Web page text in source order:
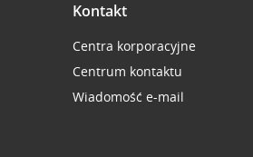
Kontakt
Centra korporacyjne
Centrum kontaktu
Wiadomość e-mail